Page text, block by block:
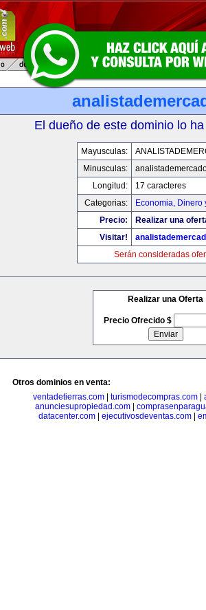
El dueño de este dominio lo
Mayusculas:
Minusculas:
Longitud:
17 caracteres
Categorias:
Economia, Dinero
Precio:
Realizar una
Visitar!
Serán consideradas
Realizar una Oferta
Precio Ofrecido $
Otros dominios en venta:
ventadetierras.com
turismodecompras.com
anunciesupropiedad.com|
datacenter.com
ejecutivosdeventas.com